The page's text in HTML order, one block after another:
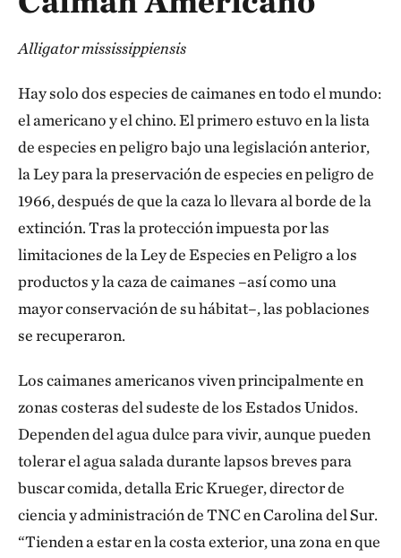
Alligator mississippiensis
Hay solo dos especies de caimanes en todo el mundo:
el americano y el chino. El primero estuvo en la lista
de especies en peligro bajo una legislación anterior,
la Ley para la preservación de especies en peligro de
1966, después de que la caza lo llevara al borde de la
extinción. Tras la protección impuesta por las
limitaciones de la Ley de Especies en Peligro a los
productos y la caza de caimanes –así como una
mayor conservación de su hábitat–, las poblaciones
se recuperaron.
Los caimanes americanos viven principalmente en
zonas costeras del sudeste de los Estados Unidos.
Dependen del agua dulce para vivir, aunque pueden
tolerar el agua salada durante lapsos breves para
buscar comida, detalla Eric Krueger, director de
ciencia y administración de TNC en Carolina del Sur.
“Tienden a estar en la costa exterior, una zona en que